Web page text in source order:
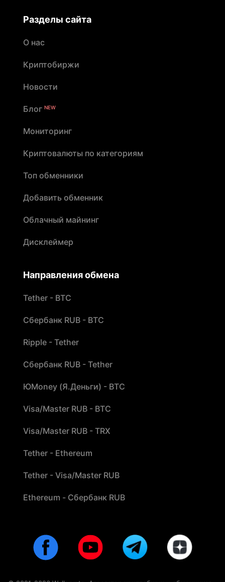
Разделы сайта
О нас
Криптобиржи
Новости
Блог NEW
Мониторинг
Криптовалюты по категориям
Топ обменники
Добавить обменник
Облачный майнинг
Дисклеймер
Направления обмена
Tether - BTC
Сбербанк RUB - BTC
Ripple - Tether
Сбербанк RUB - Tether
ЮMoney (Я.Деньги) - BTC
Visa/Master RUB - BTC
Visa/Master RUB - TRX
Tether - Ethereum
Tether - Visa/Master RUB
Ethereum - Сбербанк RUB